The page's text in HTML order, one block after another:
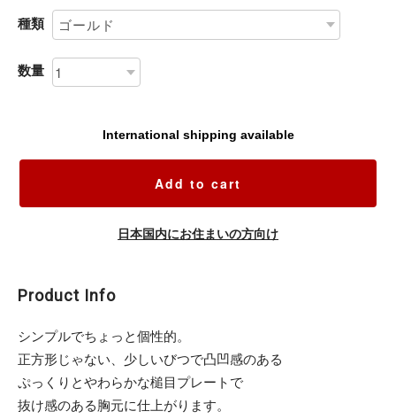
種類
数量
International shipping available
Add to cart
日本国内にお住まいの方向け
Product Info
シンプルでちょっと個性的。
正方形じゃない、少しいびつで凸凹感のある
ぷっくりとやわらかな槌目プレートで
抜け感のある胸元に仕上がります。